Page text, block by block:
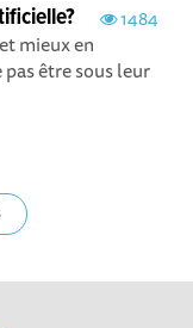
1484
mieux en
être sous leur